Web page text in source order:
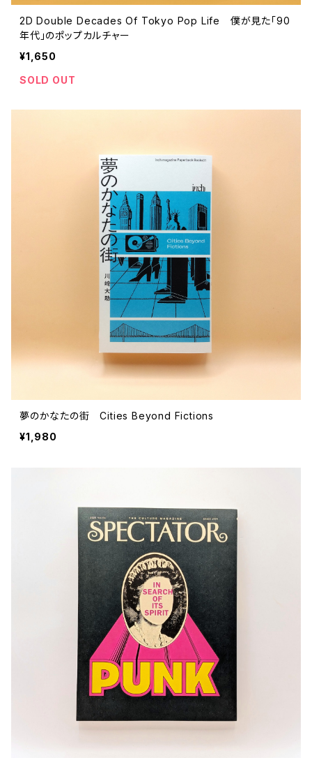
2D Double Decades Of Tokyo Pop Life 僕が見た「90
年代」のポップカルチャー
¥1,650
SOLD OUT
夢のかなたの街 Cities Beyond Fictions
¥1,980